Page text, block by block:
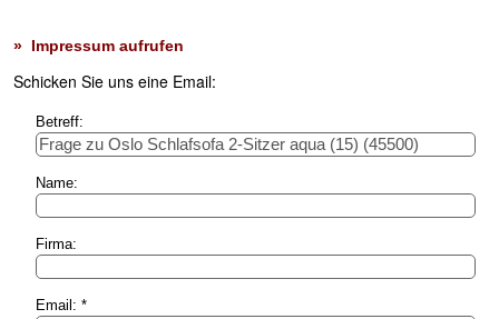
» Impressum aufrufen
Schicken Sie uns eine Email:
Betreff:
Name:
Firma:
Email: *